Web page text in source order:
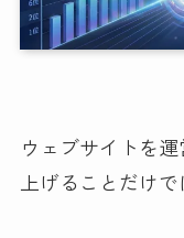
ウェブサイトを
上げることだけで